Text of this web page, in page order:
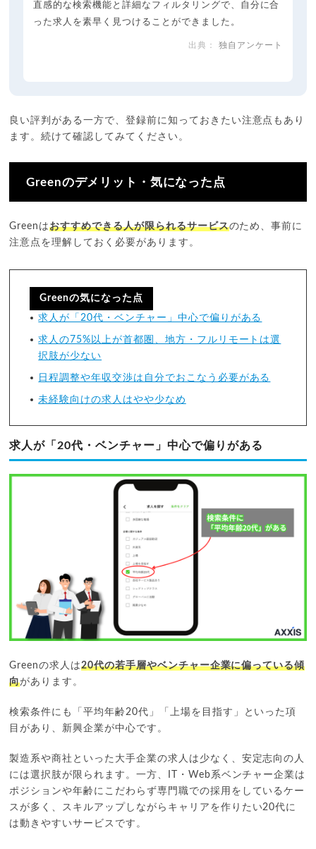
直感的な検索機能と詳細なフィルタリングで、自分に合
った求人を素早く見つけることができました。
独自アンケート
良い評判がある一方で、登録前に知っておきたい注意点もあり
ます。続けて確認してみてください。
Greenのデメリット・気になった点
Greenはおすすめできる人が限られるサービスのため、事前に
注意点を理解しておく必要があります。
Greenの気になった点
求人が「20代・ベンチャー」中心で偏りがある
求人の75%以上が首都圏、地方・フルリモートは選
択肢が少ない
日程調整や年収交渉は自分でおこなう必要がある
未経験向けの求人はやや少なめ
求人が「20代・ベンチャー」中心で偏りがある
Greenの求人は20代の若手層やベンチャー企業に偏っている傾
向があります。
検索条件にも「平均年齢20代」「上場を目指す」といった項
目があり、新興企業が中心です。
製造系や商社といった大手企業の求人は少なく、安定志向の人
には選択肢が限られます。一方、IT・Web系ベンチャー企業は
ポジションや年齢にこだわらず専門職での採用をしているケー
スが多く、スキルアップしながらキャリアを作りたい20代に
は動きやすいサービスです。